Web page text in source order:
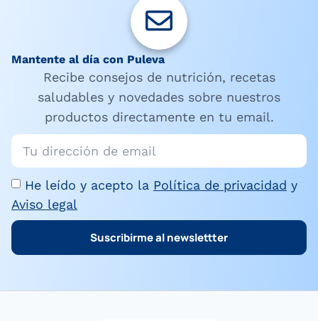
Mantente al día con Puleva
Recibe consejos de nutrición, recetas
saludables y novedades sobre nuestros
productos directamente en tu email.
He leído y acepto la Política de privacidad y
Aviso legal
Suscribirme al newslettter